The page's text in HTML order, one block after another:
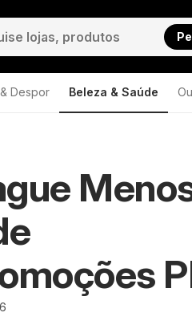
Despor Beleza & Saúde